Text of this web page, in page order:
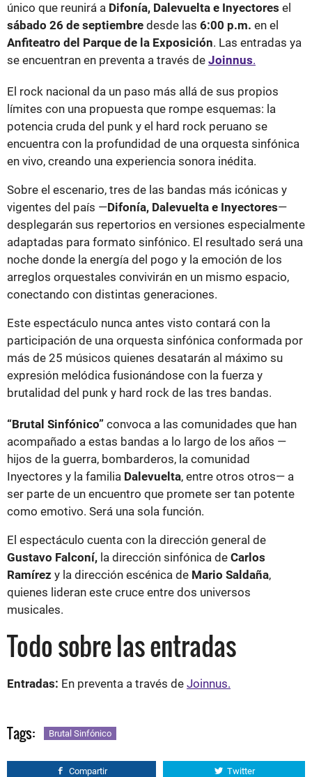
único que reunirá a Difonía, Dalevuelta e Inyectores el
sábado 26 de septiembre desde las 6:00 p.m. en el
Anfiteatro del Parque de la Exposición. Las entradas ya
se encuentran en preventa a través de Joinnus.
El rock nacional da un paso más allá de sus propios
límites con una propuesta que rompe esquemas: la
potencia cruda del punk y el hard rock peruano se
encuentra con la profundidad de una orquesta sinfónica
en vivo, creando una experiencia sonora inédita.
Sobre el escenario, tres de las bandas más icónicas y
vigentes del país —Difonía, Dalevuelta e Inyectores—
desplegarán sus repertorios en versiones especialmente
adaptadas para formato sinfónico. El resultado será una
noche donde la energía del pogo y la emoción de los
arreglos orquestales convivirán en un mismo espacio,
conectando con distintas generaciones.
Este espectáculo nunca antes visto contará con la
participación de una orquesta sinfónica conformada por
más de 25 músicos quienes desatarán al máximo su
expresión melódica fusionándose con la fuerza y
brutalidad del punk y hard rock de las tres bandas.
“Brutal Sinfónico” convoca a las comunidades que han
acompañado a estas bandas a lo largo de los años —
hijos de la guerra, bombarderos, la comunidad
Inyectores y la familia Dalevuelta, entre otros otros— a
ser parte de un encuentro que promete ser tan potente
como emotivo. Será una sola función.
El espectáculo cuenta con la dirección general de
Gustavo Falconí, la dirección sinfónica de Carlos
Ramírez y la dirección escénica de Mario Saldaña,
quienes lideran este cruce entre dos universos
musicales.
Todo sobre las entradas
Entradas: En preventa a través de Joinnus.
Tags: Brutal Sinfónico
Compartir Twitter